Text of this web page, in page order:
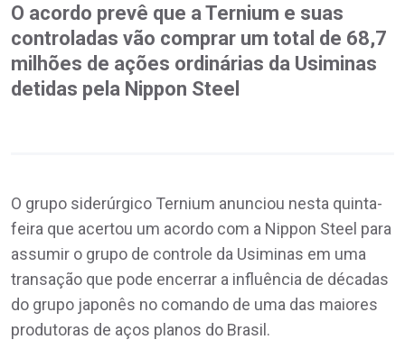
O acordo prevê que a Ternium e suas
controladas vão comprar um total de 68,7
milhões de ações ordinárias da Usiminas
detidas pela Nippon Steel
O grupo siderúrgico Ternium anunciou nesta quinta-
feira que acertou um acordo com a Nippon Steel para
assumir o grupo de controle da Usiminas em uma
transação que pode encerrar a influência de décadas
do grupo japonês no comando de uma das maiores
produtoras de aços planos do Brasil.